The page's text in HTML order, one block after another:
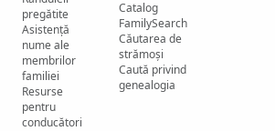
pregătite
Asistență
nume ale
membrilor
familiei
Resurse
pentru
conducători
Catalog
FamilySearch
Căutarea de
strămoși
Caută privind
genealogia